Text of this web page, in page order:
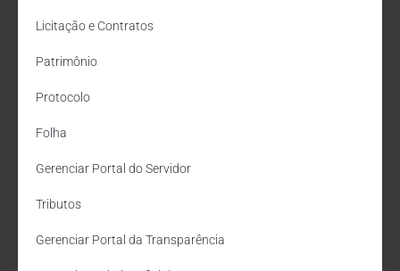
Licitação e Contratos
Patrimônio
Protocolo
Folha
Gerenciar Portal do Servidor
Tributos
Gerenciar Portal da Transparência